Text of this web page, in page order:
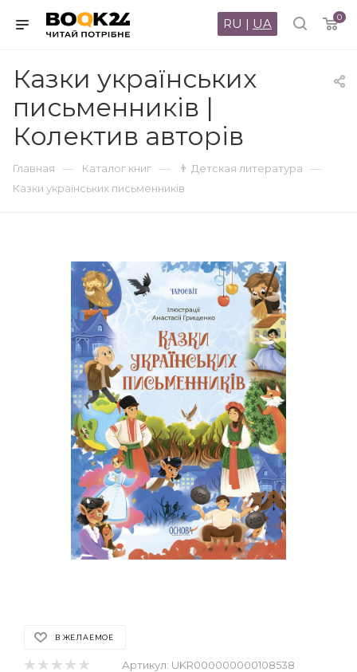
0
RU | UA
Казки українських
письменників |
Колектив авторів
Главная — Каталог книг — 👨 Детская литература —
Казки українських письменників
В ЖЕЛАЕМОЕ
Артикул: UKR000000000108538